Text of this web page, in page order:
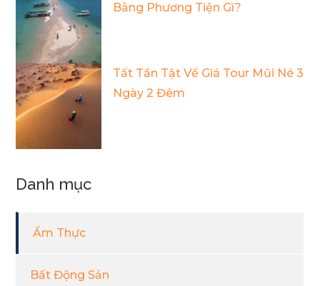
Bằng Phương Tiện Gì?
Tất Tần Tật Về Giá Tour Mũi Né 3
Ngày 2 Đêm
Danh mục
Ẩm Thực
Bất Động Sản